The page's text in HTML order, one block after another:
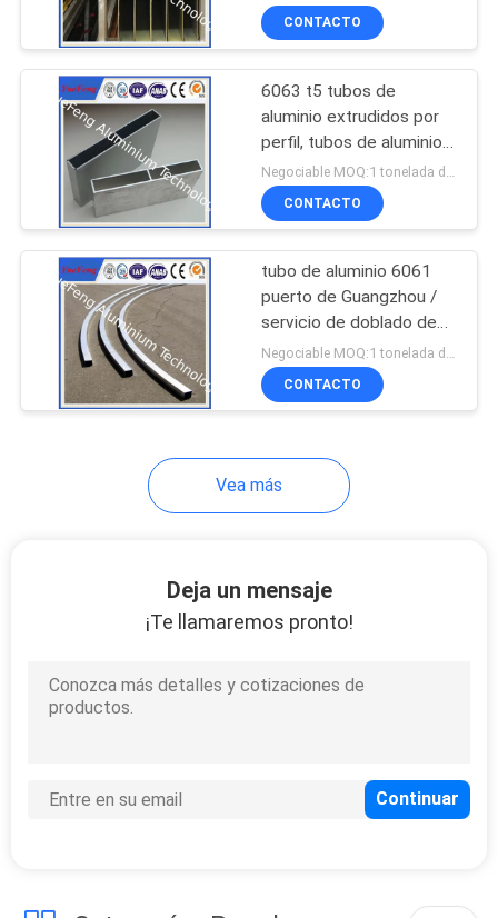
Partes de aluminio
para el mecanizado
CNC
recubrimiento en polvo
CONTACTO
6063 t5 tubos de
aluminio extrudidos por
perfil, tubos de aluminio
anodizados precio por
metro
Negociable MOQ:1 tonelada después de confirmar las muestras
CONTACTO
tubo de aluminio 6061
puerto de Guangzhou /
servicio de doblado de
tubos CNC / tubo de
aluminio de 15 mm
Negociable MOQ:1 tonelada después de confirmar las muestras
CONTACTO
Vea más
Deja un mensaje
¡Te llamaremos pronto!